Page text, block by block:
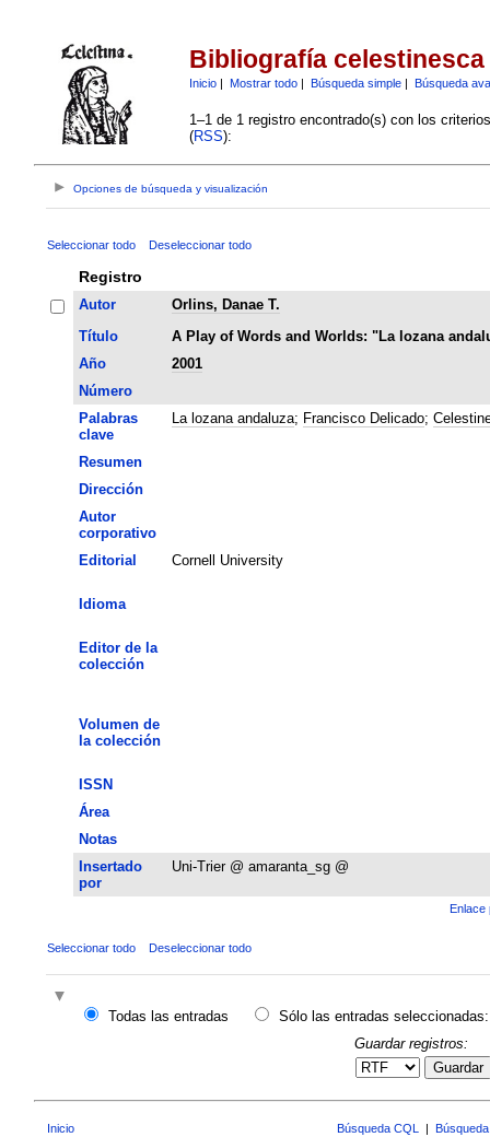
Bibliografía celestinesca
Inicio| Mostrar todo| Búsqueda simple| Búsqueda
1–1 de 1 registro encontrado(s) con los
(RSS):
Opciones de búsqueda y visualización
Seleccionar todo Deseleccionar todo
Registro
Autor
Orlins, Danae T.
Título
A Play of Words and Worlds: "La lozana
Año
2001
Número
Palabras
clave
La lozana andaluza; Francisco Delicado;
Resumen
Dirección
Autor
corporativo
Editorial
Cornell University
Idioma
Editor de la
colección
Volumen de
la colección
ISSN
Área
Notas
Insertado
por
Uni-Trier @ amaranta_sg @
Enlace
Seleccionar todo Deseleccionar todo
Todas las entradas
Sólo las entradas seleccionadas:
Guardar registros:
Guardar
Inicio Búsqueda CQL